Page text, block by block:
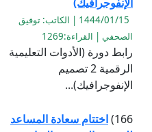
1444/01/15 | الكاتب: توفيق
الصحفي | القراءة:1269
رابط دورة (الأدوات التعليمية
الرقمية 2 تصميم
الإنفوجرافيك)...
166) اختتام سعادة المساعد